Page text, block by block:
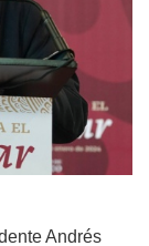
Andrés